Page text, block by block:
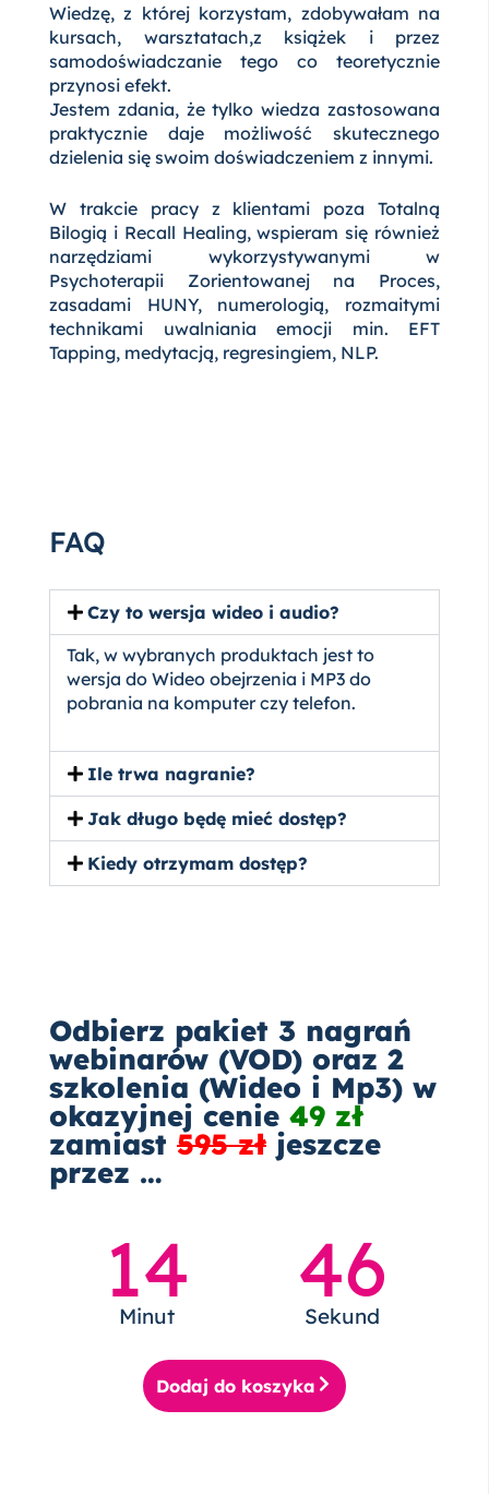
Wiedzę, z której korzystam, zdobywałam na
kursach, warsztatach,z książek i przez
samodoświadczanie tego co teoretycznie
przynosi efekt.
Jestem zdania, że tylko wiedza zastosowana
praktycznie daje możliwość skutecznego
dzielenia się swoim doświadczeniem z innymi.
W trakcie pracy z klientami poza Totalną
Bilogią i Recall Healing, wspieram się również
narzędziami wykorzystywanymi w
Psychoterapii Zorientowanej na Proces,
zasadami HUNY, numerologią, rozmaitymi
technikami uwalniania emocji min. EFT
Tapping, medytacją, regresingiem, NLP.
FAQ
Czy to wersja wideo i audio?
Tak, w wybranych produktach jest to
wersja do Wideo obejrzenia i MP3 do
pobrania na komputer czy telefon.
Ile trwa nagranie?
Jak długo będę mieć dostęp?
Kiedy otrzymam dostęp?
Odbierz pakiet 3 nagrań
webinarów (VOD) oraz 2
szkolenia (Wideo i Mp3) w
okazyjnej cenie 49 zł
zamiast 595 złjeszcze
przez …
14
Minut
45
Sekund
Dodaj do koszyka